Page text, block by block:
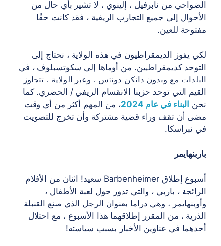
الضواحي من نابرفيل ، إلينوي ، لا تشير بأي حال من
الأحوال إلى جميع التجارب الريفية ، فقد كانت حقًا
مفتوحة للعين.
لكي يفوز الديمقراطيون في هذه الولاية ، نحتاج إلى
التوحد كديمقراطيين. من أوماها إلى سكوتسبلوف ، في
البلدات مع وبدون دانكن دونتس ، وعبر الولاية ، تتجاوز
القيم التي توحد حزبنا الانقسام الريفي / الحضري. كما
نحن البناء في عام 2024
، من المهم أكثر من أي وقت
مضى أن تقف وراء قضية مشتركة وأن تخرج للتصويت
في نبراسكا.
باربنهايمر
أسبوع إطلاق Barbenheimer سعيد! اثنان من الأفلام
الرائجة ، باربي ، والتي تدور حول لعبة الأطفال ،
وأوبنهايمر ، وهي دراما بعنوان الرجل الذي صنع القنبلة
الذرية ، من المقرر إطلاقهما هذا الأسبوع ، مع احتلال
أحدهما في عناوين الأخبار بسبب سياسته!